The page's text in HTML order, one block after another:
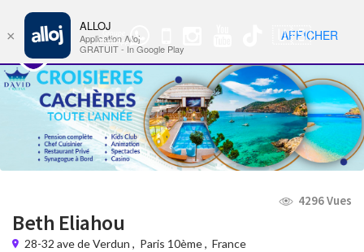
Groupe
WhatsApp
🇺🇸 Nav
4296 Vues
Beth Eliahou
28-32 ave de Verdun , Paris 10ème, France
×
ALLOJ
Application Alloj
GRATUIT - In Google Play
AFFICHER